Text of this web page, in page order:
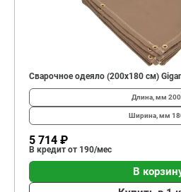
Сварочное одеяло (200x180 см)
Длина, мм
Ширина, мм
5 714 ₽
В кредит от 190/мес
В